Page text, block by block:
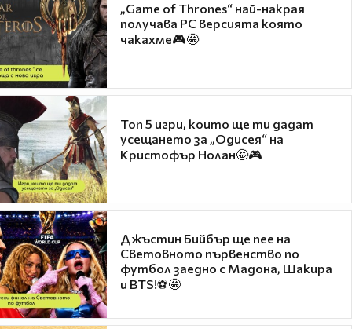
„Game of Thrones“ най-накрая
получава PC версията която
чакахме🎮🤩
Топ 5 игри, които ще ти дадат
усещането за „Одисея“ на
Кристофър Нолан🤩🎮
Джъстин Бийбър ще пее на
Световното първенство по
футбол заедно с Мадона, Шакира
и BTS!⚽🤩